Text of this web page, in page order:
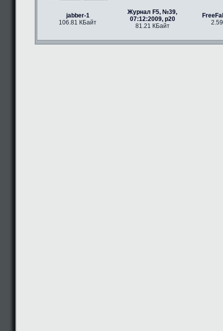
jabber-1
106.81 КБайт
Журнал F5, №39,
07:12:2009, p20
81.21 КБайт